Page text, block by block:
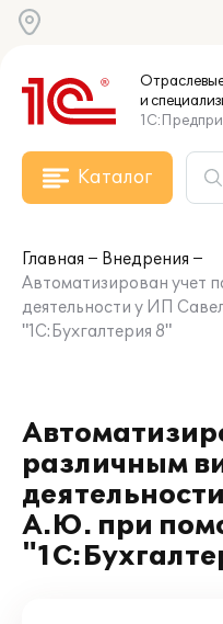
и
Каталог
Главная
Внедрения
Автоматизирован учет
деятельности у ИП
"1С:Бухгалтерия 8"
различным
А.Ю. при